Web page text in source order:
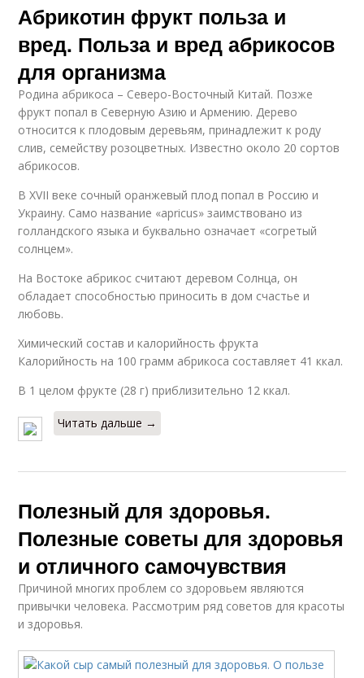
Абрикотин фрукт польза и
вред. Польза и вред абрикосов
для организма
Родина абрикоса – Северо-Восточный Китай. Позже
фрукт попал в Северную Азию и Армению. Дерево
относится к плодовым деревьям, принадлежит к роду
слив, семейству розоцветных. Известно около 20 сортов
абрикосов.
В XVII веке сочный оранжевый плод попал в Россию и
Украину. Само название «apricus» заимствовано из
голландского языка и буквально означает «согретый
солнцем».
На Востоке абрикос считают деревом Солнца, он
обладает способностью приносить в дом счастье и
любовь.
Химический состав и калорийность фрукта
Калорийность на 100 грамм абрикоса составляет 41 ккал.
В 1 целом фрукте (28 г) приблизительно 12 ккал.
Читать дальше →
Полезный для здоровья.
Полезные советы для здоровья
и отличного самочувствия
Причиной многих проблем со здоровьем являются
привычки человека. Рассмотрим ряд советов для красоты
и здоровья.